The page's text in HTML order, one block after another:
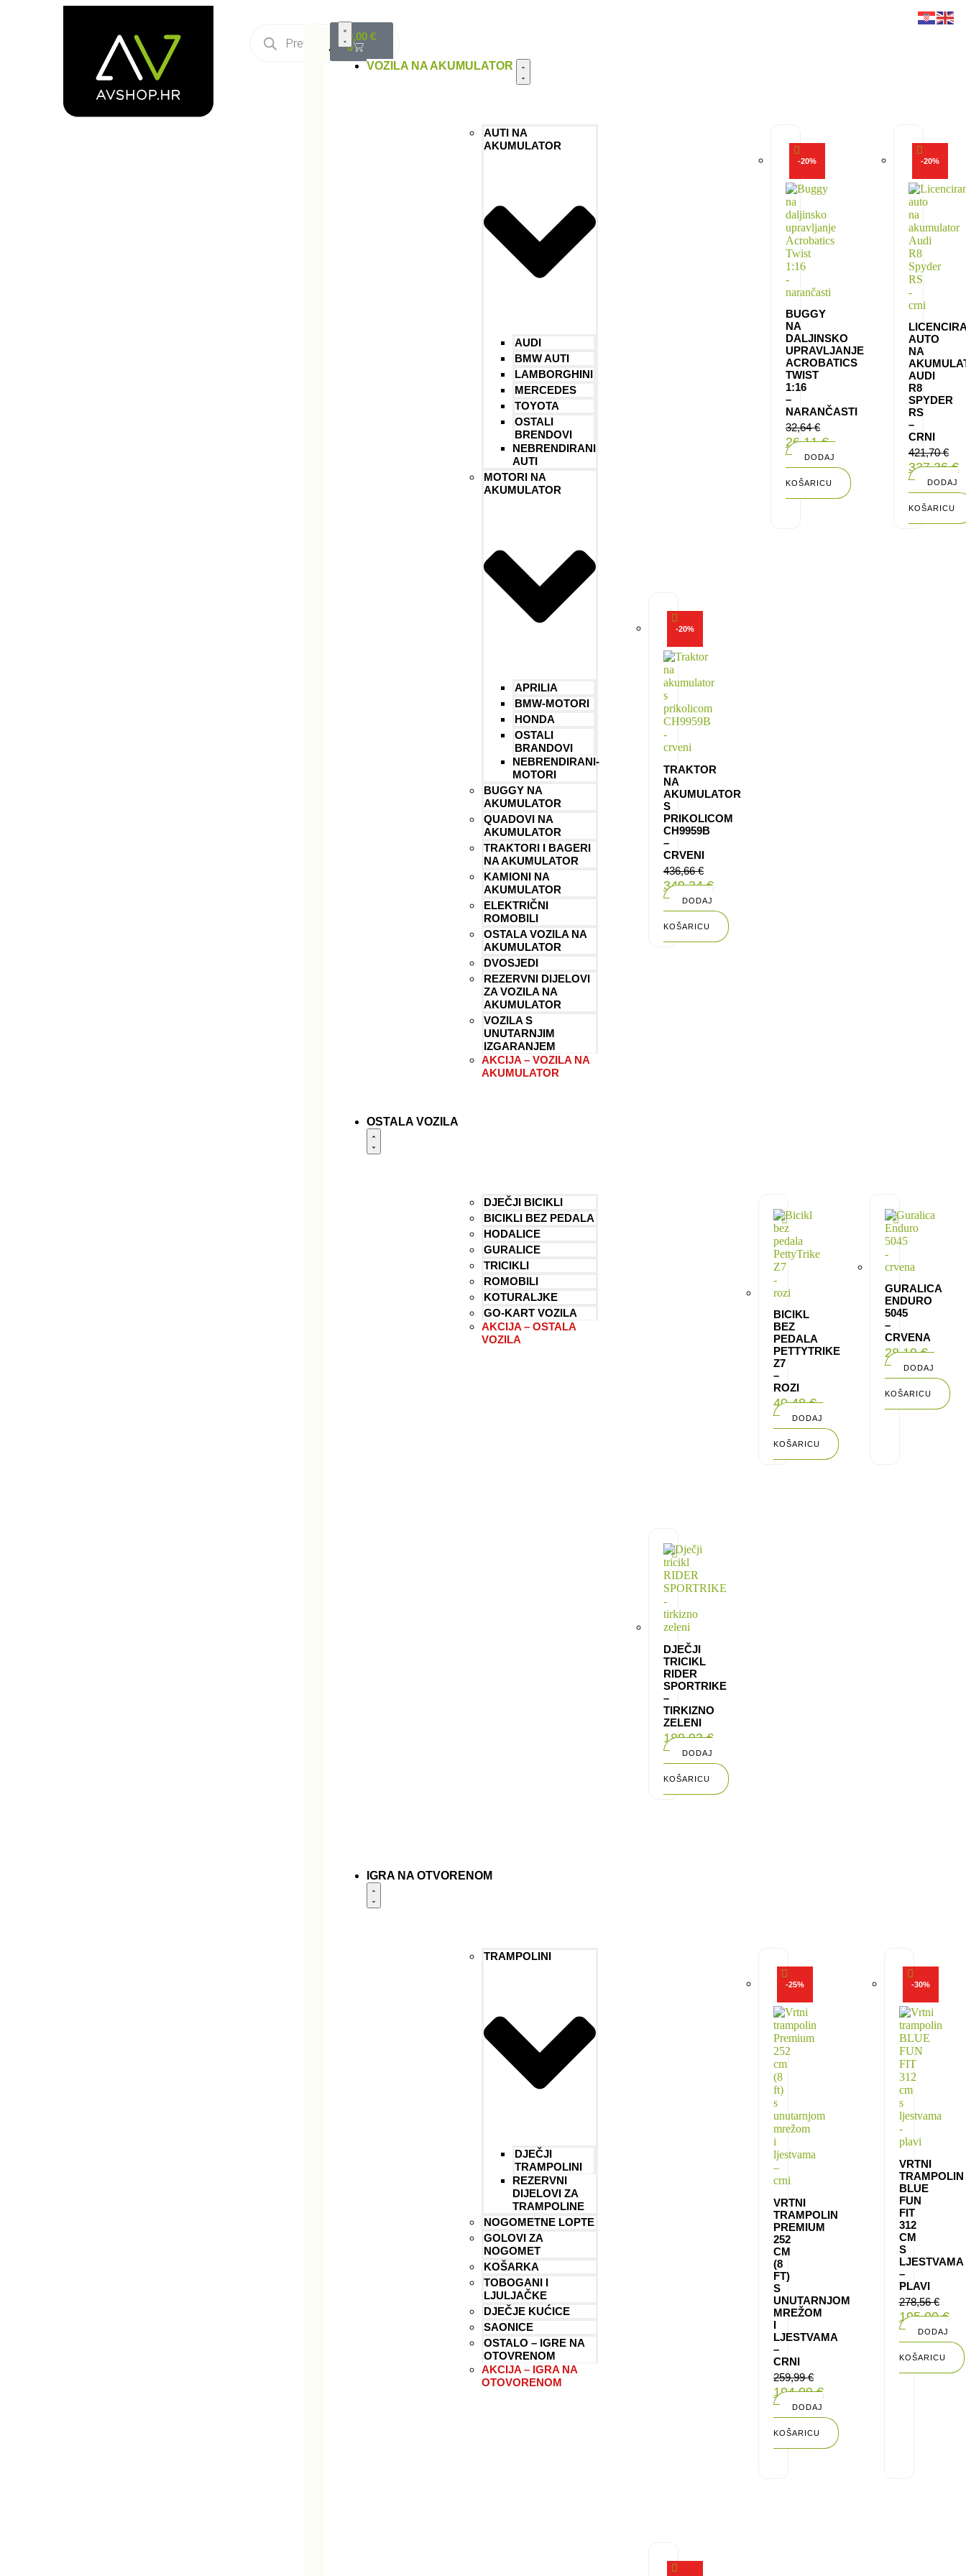
0,00 €
0
VOZILA NA AKUMULATOR
AUTI NA
AKUMULATOR
AUDI
BMW AUTI
LAMBORGHINI
MERCEDES
TOYOTA
OSTALI
BRENDOVI
NEBRENDIRANI
AUTI
MOTORI NA
AKUMULATOR
APRILIA
BMW-MOTORI
HONDA
OSTALI
BRANDOVI
NEBRENDIRANI-
MOTORI
BUGGY NA
AKUMULATOR
QUADOVI NA
AKUMULATOR
TRAKTORI I BAGERI
NA AKUMULATOR
KAMIONI NA
AKUMULATOR
ELEKTRIČNI
ROMOBILI
OSTALA VOZILA NA
AKUMULATOR
DVOSJEDI
REZERVNI DIJELOVI
ZA VOZILA NA
AKUMULATOR
VOZILA S
UNUTARNJIM
IZGARANJEM
AKCIJA – VOZILA NA
AKUMULATOR
-20%
BUGGY
NA
DALJINSKO
UPRAVLJANJE
ACROBATICS
TWIST
1:16
–
NARANČASTI
32,64€
26,11€
DODAJ
U
KOŠARICU
-20%
AUTO
NA
AUDI
R8
SPYDER
RS
–
CRNI
421,70€
337,36€
DODAJ
U
KOŠARICU
-20%
TRAKTOR
NA
AKUMULATOR
S
PRIKOLICOM
CH9959B
–
CRVENI
436,66€
349,34€
DODAJ
U
KOŠARICU
OSTALA VOZILA
DJEČJI BICIKLI
BICIKLI BEZ PEDALA
HODALICE
GURALICE
TRICIKLI
ROMOBILI
KOTURALJKE
GO-KART VOZILA
AKCIJA – OSTALA
VOZILA
BICIKL
BEZ
PEDALA
PETTYTRIKE
Z7
–
ROZI
40,48€
DODAJ
U
KOŠARICU
GURALICA
ENDURO
5045
–
CRVENA
28,19€
DODAJ
U
KOŠARICU
DJEČJI
TRICIKL
RIDER
SPORTRIKE
–
TIRKIZNO
ZELENI
189,93€
DODAJ
U
KOŠARICU
IGRA NA OTVORENOM
TRAMPOLINI
DJEČJI
TRAMPOLINI
REZERVNI
DIJELOVI ZA
TRAMPOLINE
NOGOMETNE LOPTE
GOLOVI ZA
NOGOMET
KOŠARKA
TOBOGANI I
LJULJAČKE
DJEČJE KUĆICE
SAONICE
OSTALO – IGRE NA
OTOVRENOM
AKCIJA – IGRA NA
OTOVORENOM
-25%
VRTNI
TRAMPOLIN
PREMIUM
252
CM
(8
FT)
S
UNUTARNJOM
MREŽOM
I
LJESTVAMA
–
CRNI
259,99€
194,99€
DODAJ
U
KOŠARICU
-30%
VRTNI
TRAMPOLIN
BLUE
FUN
FIT
312
CM
S
LJESTVAMA
–
PLAVI
278,56€
195,00€
DODAJ
U
KOŠARICU